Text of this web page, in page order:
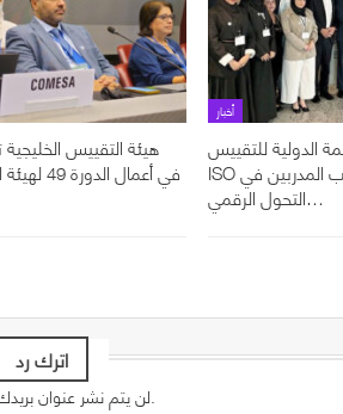
هيئة التقييس
في أعمال
أخبار
الدولية للتقييس
ISO تنظمان ورشة تدريب المدربين في
التحول الرقمي…
اترك رد
لن يتم نشر عنوان بريدك الإلكتروني.